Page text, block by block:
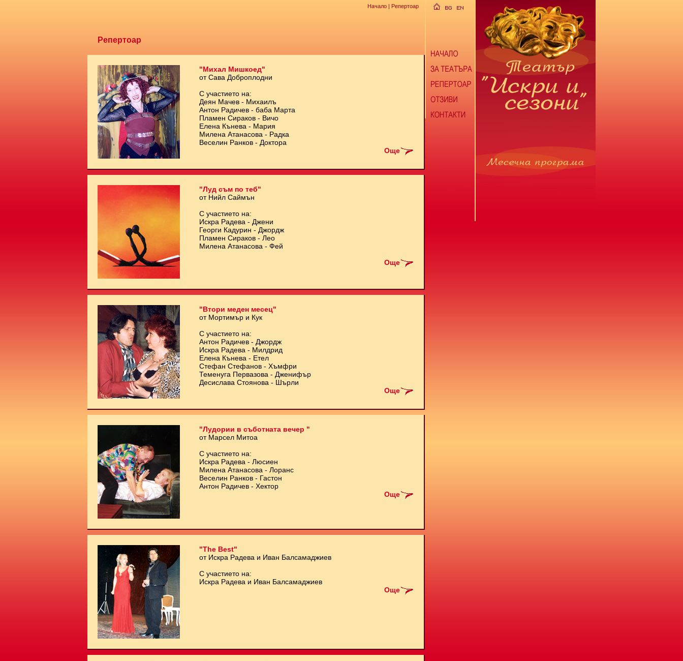
Начало | Репертоар
Репертоар
"Михал Мишкоед"
от Сава Доброплодни
С участието на:
Деян Мачев - Михаилъ
Антон Радичев - баба Марта
Пламен Сираков - Вичо
Елена Кънева - Мария
Милена Атанасова - Радка
Веселин Ранков - Доктора
Още
"Луд съм по теб"
от Нийл Саймън
С участието на:
Искра Радева - Джени
Георги Кадурин - Джордж
Пламен Сираков - Лео
Милена Атанасова - Фей
Още
"Втори меден месец"
от Мортимър и Кук
С участието на:
Антон Радичев - Джордж
Искра Радева - Милдрид
Елена Кънева - Етел
Стефан Стефанов - Хъмфри
Теменуга Первазова - Дженифър
Десислава Стоянова - Шърли
Още
"Лудории в съботната вечер "
от Марсел Митоа
С участието на:
Искра Радева - Люсиен
Милена Атанасова - Лоранс
Веселин Ранков - Гастон
Антон Радичев - Хектор
Още
"The Best"
от Искра Радева и Иван Балсамаджиев
С участието на:
Искра Радева и Иван Балсамаджиев
Още